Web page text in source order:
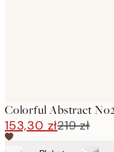
Colorful Abstract
153,30 zł219 zł